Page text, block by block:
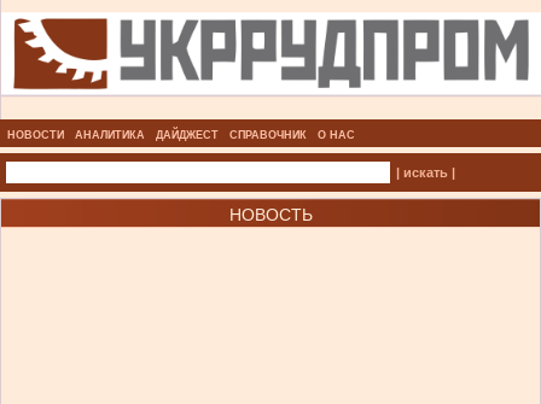
НОВОСТИ АНАЛИТИКА ДАЙДЖЕСТ СПРАВОЧНИК О НАС
| искать |
НОВОСТЬ